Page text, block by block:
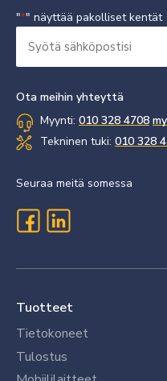
"*" näyttää pakolliset kentät
sähköpostisi
Ota meihin yhteyttä
Myynti: 010 328 4708
Tekninen tuki: 010 328
Seuraa meitä somessa
Tuotteet
Tietokoneet
Tulostus